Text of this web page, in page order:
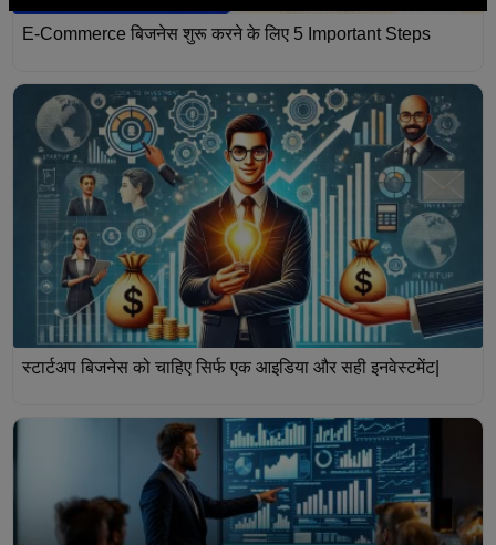
E-Commerce बिजनेस शुरू करने के लिए 5 Important Steps
स्टार्टअप बिजनेस को चाहिए सिर्फ एक आइडिया और सही इनवेस्टमेंट|